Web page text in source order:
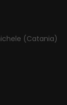
(Catania)